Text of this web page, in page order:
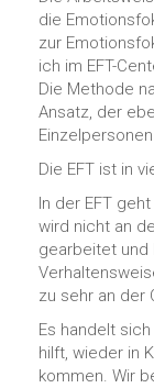
die
zur
ich im EFT-
Die Methode
Ansatz, der
Die EFT ist in
In der EFT
wird nicht an
gearbeitet und
zu sehr an der
Es handelt
hilft, wieder in
kommen. Wir